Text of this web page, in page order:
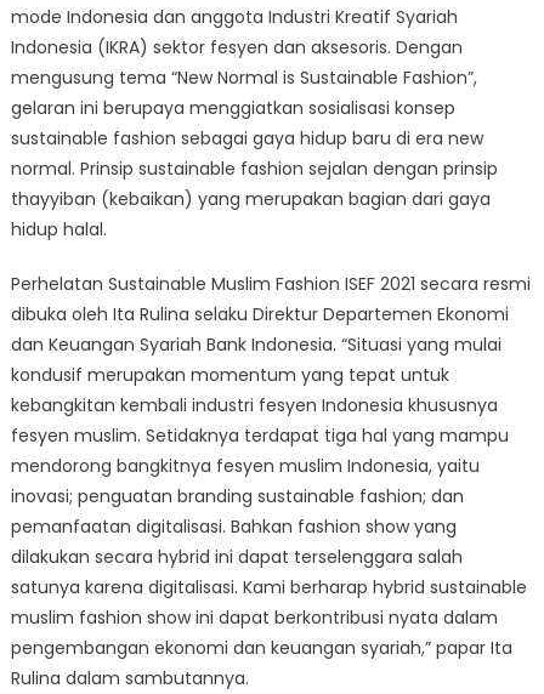
mode Indonesia dan anggota Industri Kreatif Syariah
Indonesia (IKRA) sektor fesyen dan aksesoris. Dengan
mengusung tema “New Normal is Sustainable Fashion”,
gelaran ini berupaya menggiatkan sosialisasi konsep
sustainable fashion sebagai gaya hidup baru di era new
normal. Prinsip sustainable fashion sejalan dengan prinsip
thayyiban (kebaikan) yang merupakan bagian dari gaya
hidup halal.
Perhelatan Sustainable Muslim Fashion ISEF 2021 secara resmi
dibuka oleh Ita Rulina selaku Direktur Departemen Ekonomi
dan Keuangan Syariah Bank Indonesia. “Situasi yang mulai
kondusif merupakan momentum yang tepat untuk
kebangkitan kembali industri fesyen Indonesia khususnya
fesyen muslim. Setidaknya terdapat tiga hal yang mampu
mendorong bangkitnya fesyen muslim Indonesia, yaitu
inovasi; penguatan branding sustainable fashion; dan
pemanfaatan digitalisasi. Bahkan fashion show yang
dilakukan secara hybrid ini dapat terselenggara salah
satunya karena digitalisasi. Kami berharap hybrid sustainable
muslim fashion show ini dapat berkontribusi nyata dalam
pengembangan ekonomi dan keuangan syariah,” papar Ita
Rulina dalam sambutannya.